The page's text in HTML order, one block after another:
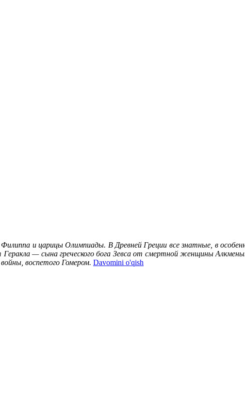
и царицы Олимпиады. В Древней Греции все знатные, в
— сына греческого бога Зевса от смертной женщины
воспетого Гомером. Davomini o'qish